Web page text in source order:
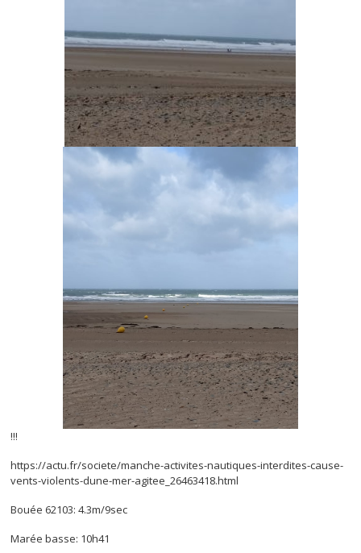
!!!
https://actu.fr/societe/manche-activites-nautiques-interdites-cause-
vents-violents-dune-mer-agitee_26463418.html
Bouée 62103: 4.3m/9sec
Marée basse: 10h41